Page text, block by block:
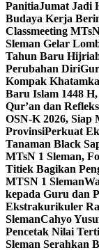
PanitiaJumat Jadi
Budaya Kerja
Classmeeting
Sleman Gelar
Tahun Baru
Perubahan Diri
Kompak
Baru Islam 1448
Qur’an dan
OSN-K 2026, Siap
ProvinsiPerkuat
Tanaman Black
MTsN 1 Sleman,
Titiek Bagikan
MTSN 1 Sleman
kepada Guru dan
Ekstrakurikuler
SlemanCahyo
Pencetak Nilai
Sleman Serahkan